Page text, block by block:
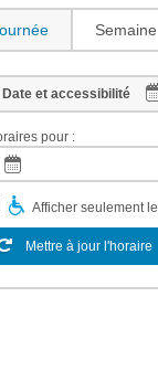
Semaine
Date et accessibilité
pour :
Afficher seulement
Mettre à jour l'horaire